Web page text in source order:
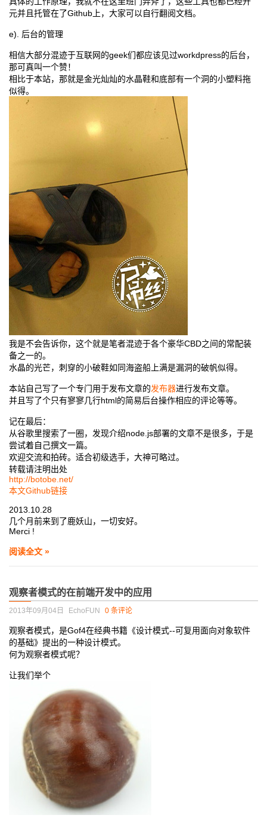
元并且托管在了Github上，大家可以自行翻阅文档。
e). 后台的管理
相信大部分混迹于互联网的geek们都应该见过workdpress的后台，
那可真叫一个赞！
相比于本站，那就是金光灿灿的水晶鞋和底部有一个洞的小塑料拖
似得。
我是不会告诉你，这个就是笔者混迹于各个豪华CBD之间的常配装
备之一的。
水晶的光芒，刺穿的小破鞋如同海盗船上满是漏洞的破帆似得。
本站自己写了一个专门用于发布文章的发布器进行发布文章。
并且写了个只有寥寥几行html的简易后台操作相应的评论等等。
记在最后：
从谷歌里搜索了一圈，发现介绍node.js部署的文章不是很多，于是
尝试着自己撰文一篇。
欢迎交流和拍砖。适合初级选手，大神可略过。
转载请注明出处
http://botobe.net/
本文Github链接
2013.10.28
几个月前来到了鹿妖山，一切安好。
Merci !
阅读全文 »
观察者模式的在前端开发中的应用
2013年09月04日 EchoFUN 0 条评论
观察者模式，是Gof4在经典书籍《设计模式--可复用面向对象软件
的基础》提出的一种设计模式。
何为观察者模式呢？
让我们举个